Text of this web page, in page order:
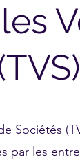
Sociétés
par les